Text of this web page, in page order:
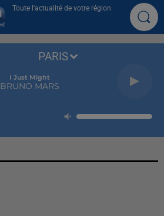
Toute l'actualité de votre région
I Just Might
BRUNO MARS
PARIS